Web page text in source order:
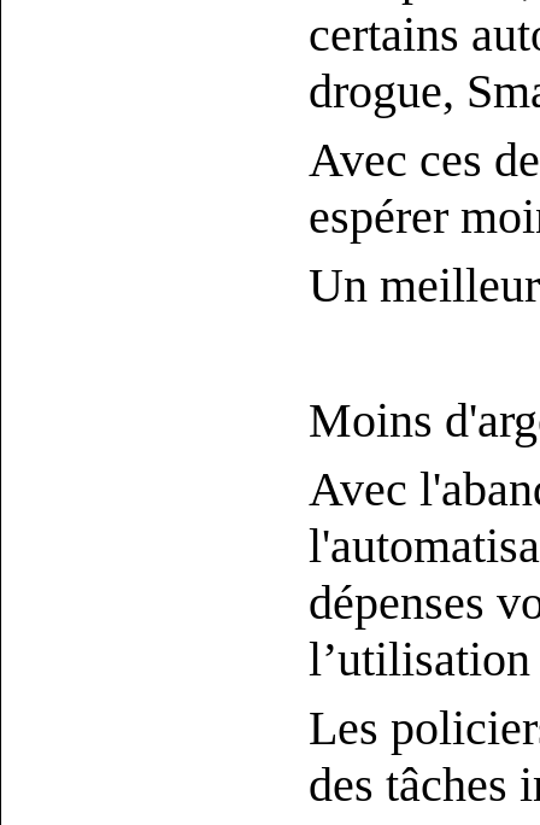
certains
drogue,
Avec ces
espérer
Un
Moins
Avec
dépenses
l’utilisation
Les
des tâches